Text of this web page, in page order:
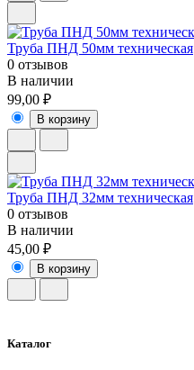
Труба ПНД 50мм техническая
0 отзывов
В наличии
99,00 ₽
В корзину
Труба ПНД 32мм техническая
0 отзывов
В наличии
45,00 ₽
В корзину
Каталог